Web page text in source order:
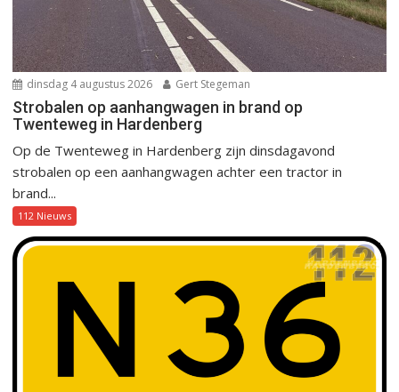
dinsdag 4 augustus 2026 Gert Stegeman
Strobalen op aanhangwagen in brand op
Twenteweg in Hardenberg
Op de Twenteweg in Hardenberg zijn dinsdagavond
strobalen op een aanhangwagen achter een tractor in
brand...
112 Nieuws